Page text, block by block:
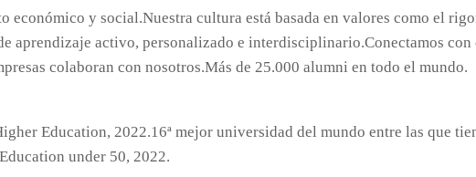
económico y social.Nuestra cultura está basada en valores como el
aprendizaje activo, personalizado e interdisciplinario.Conectamos con
colaboran con nosotros.Más de 25.000 alumni en todo el mundo.
Education, 2022.16ª mejor universidad del mundo entre las que
under 50, 2022.